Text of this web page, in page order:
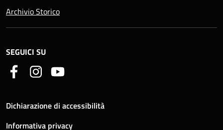
Archivio Storico
SEGUICI SU
Dichiarazione di accessibilità
Informativa privacy